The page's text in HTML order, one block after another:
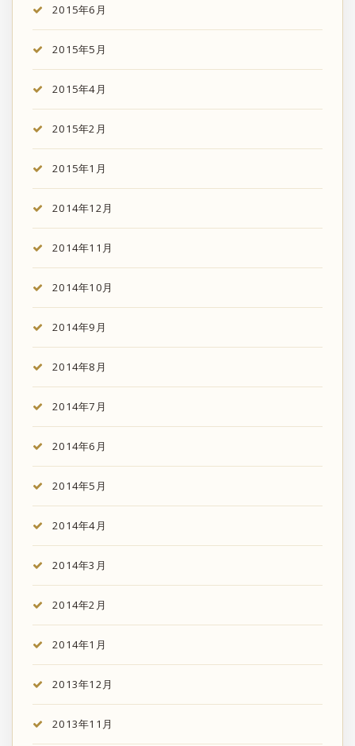
2015年6月
2015年5月
2015年4月
2015年2月
2015年1月
2014年12月
2014年11月
2014年10月
2014年9月
2014年8月
2014年7月
2014年6月
2014年5月
2014年4月
2014年3月
2014年2月
2014年1月
2013年12月
2013年11月